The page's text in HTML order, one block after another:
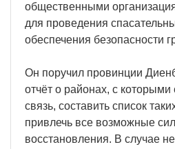
общественными
для проведения
обеспечения безопасности
Он поручил провинции
отчёт о районах, с
связь, составить список
привлечь все возможные
восстановления. В случае